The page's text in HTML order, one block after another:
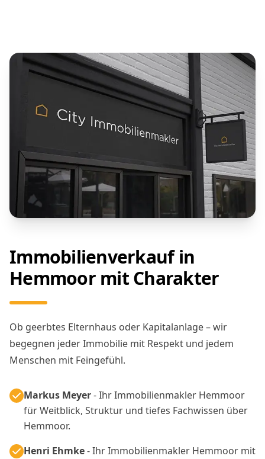
Immobilienverkauf in
Hemmoor mit Charakter
Ob geerbtes Elternhaus oder Kapitalanlage – wir
begegnen jeder Immobilie mit Respekt und jedem
Menschen mit Feingefühl.
Markus Meyer- Ihr Immobilienmakler Hemmoor
für Weitblick, Struktur und tiefes Fachwissen über
Hemmoor.
Henri Ehmke- Ihr Immobilienmakler Hemmoor mit